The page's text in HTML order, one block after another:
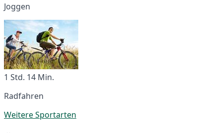
Joggen
1 Std. 14 Min.
Radfahren
Weitere Sportarten